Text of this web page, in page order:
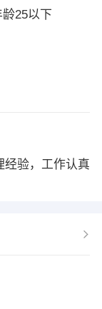
25以下
经验，工作认真